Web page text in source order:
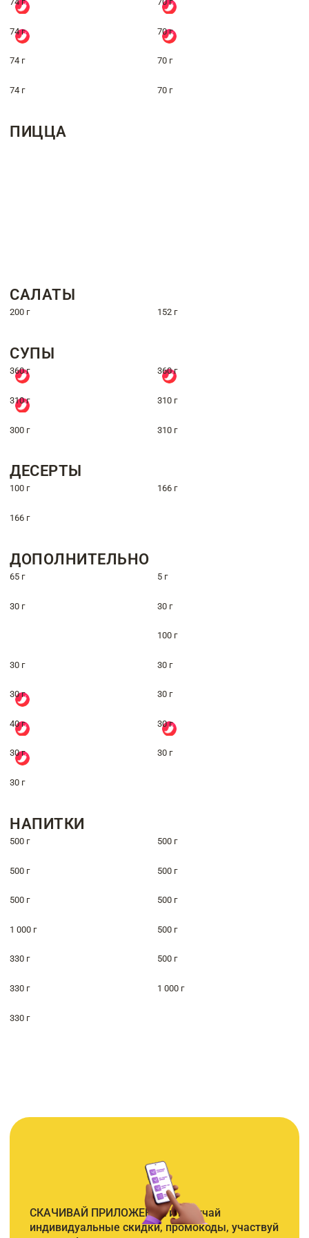
74 г 70 г
74 г 70 г
74 г 70 г
ПИЦЦА
САЛАТЫ
200 г 152 г
СУПЫ
360 г 360 г
310 г 310 г
300 г 310 г
ДЕСЕРТЫ
100 г 166 г
166 г
ДОПОЛНИТЕЛЬНО
65 г 5 г
30 г 30 г
100 г
30 г 30 г
30 г 30 г
40 г 30 г
30 г 30 г
30 г
НАПИТКИ
500 г 500 г
500 г 500 г
500 г 500 г
1 000 г 500 г
330 г 500 г
330 г 1 000 г
330 г
СКАЧИВАЙ ПРИЛОЖЕНИЕ и получай
индивидуальные скидки, промокоды, участвуй